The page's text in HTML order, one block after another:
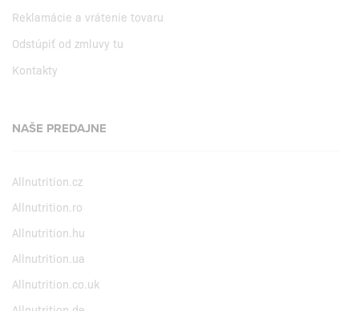
Reklamácie a vrátenie tovaru
Odstúpiť od zmluvy tu
Kontakty
NAŠE PREDAJNE
Allnutrition.cz
Allnutrition.ro
Allnutrition.hu
Allnutrition.ua
Allnutrition.co.uk